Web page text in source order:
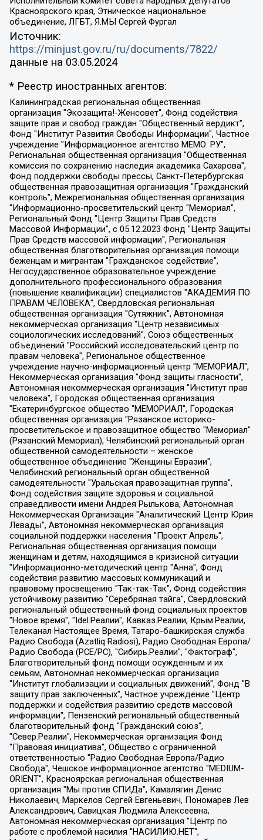
Красноярского края, Этническое национальное
объединение, ЛГБТ, Я.МЫ Сергей Фургал
Источник:
https://minjust.gov.ru/ru/documents/7822/
данные на 03.05.2024
* Реестр иностранных агентов:
Калининградская региональная общественная организация "Экозащита!-Женсовет", Фонд содействия защите прав и свобод граждан "Общественный вердикт", Фонд "Институт Развития Свободы Информации", Частное учреждение "Информационное агентство МЕМО. РУ", Региональная общественная организация "Общественная комиссия по сохранению наследия академика Сахарова", Фонд поддержки свободы прессы, Санкт-Петербургская общественная правозащитная организация "Гражданский контроль", Межрегиональная общественная организация "Информационно-просветительский центр "Мемориал", Региональный Фонд "Центр Защиты Прав Средств Массовой Информации", с 05.12.2023 Фонд "Центр Защиты Прав Средств массовой информации", Региональная общественная благотворительная организация помощи беженцам и мигрантам "Гражданское содействие", Негосударственное образовательное учреждение дополнительного профессионального образования (повышение квалификации) специалистов "АКАДЕМИЯ ПО ПРАВАМ ЧЕЛОВЕКА", Свердловская региональная общественная организация "Сутяжник", Автономная некоммерческая организация "Центр независимых социологических исследований", Союз общественных объединений "Российский исследовательский центр по правам человека", Региональное общественное учреждение научно-информационный центр "МЕМОРИАЛ", Некоммерческая организация "Фонд защиты гласности", Автономная некоммерческая организация "Институт прав человека", Городская общественная организация "Екатеринбургское общество "МЕМОРИАЛ", Городская общественная организация "Рязанское историко-просветительское и правозащитное общество "Мемориал" (Рязанский Мемориал), Челябинский региональный орган общественной самодеятельности – женское общественное объединение "Женщины Евразии", Челябинский региональный орган общественной самодеятельности "Уральская правозащитная группа", Фонд содействия защите здоровья и социальной справедливости имени Андрея Рылькова, Автономная Некоммерческая Организация "Аналитический Центр Юрия Левады", Автономная некоммерческая организация социальной поддержки населения "Проект Апрель", Региональная общественная организация помощи женщинам и детям, находящимся в кризисной ситуации "Информационно-методический центр "Анна", Фонд содействия развитию массовых коммуникаций и правовому просвещению "Так-так-Так", Фонд содействия устойчивому развитию "Серебряная тайга", Свердловский региональный общественный фонд социальных проектов "Новое время", "Idel.Реалии", Кавказ.Реалии, Крым.Реалии, Телеканал Настоящее Время, Татаро-башкирская служба Радио Свобода (Azatliq Radiosi), Радио Свободная Европа/Радио Свобода (PCE/PC), "Сибирь.Реалии", "Фактограф", Благотворительный фонд помощи осужденным и их семьям, Автономная некоммерческая организация "Институт глобализации и социальных движений", Фонд "В защиту прав заключенных", Частное учреждение "Центр поддержки и содействия развитию средств массовой информации", Пензенский региональный общественный благотворительный фонд "Гражданский союз", "Север.Реалии", Некоммерческая организация Фонд "Правовая инициатива", Общество с ограниченной ответственностью "Радио Свободная Европа/Радио Свобода", Чешское информационное агентство "MEDIUM-ORIENT", Красноярская региональная общественная организация "Мы против СПИДа", Камалягин Денис Николаевич, Маркелов Сергей Евгеньевич, Пономарев Лев Александрович, Савицкая Людмила Алексеевна, Автономная некоммерческая организация "Центр по работе с проблемой насилия "НАСИЛИЮ.НЕТ", Межрегиональный профессиональный союз работников здравоохранения "Альянс врачей", Юридическое лицо, зарегистрированное в Латвийской Республике, SIA "Medusa Project" (регистрационный номер 40103797863, дата регистрации 10.06.2014), Некоммерческая организация "Фонд по борьбе с коррупцией", Автономная некоммерческая организация "Институт права и публичной политики", Баданин Роман Сергеевич, Гликин Максим Александрович, Железнова Мария Михайловна, Лукьянова Юлия Сергеевна, Маетная Елизавета Витальевна, Маняхин Петр Борисович, Чуракова Ольга Владимировна, Ярош Юлия Петровна, Юридическое лицо "The Insider SIA", зарегистрированное в Риге, Латвийская Республика (дата регистрации 26.06.2015), являющееся администратором доменного имени интернет-издания "The Insider SIA", https://theins.ru, Постернак Алексей Евгеньевич, Рубин Михаил Аркадьевич, Анин Роман Александрович, Юридическое лицо Istories fonds, зарегистрированное в Латвийской Республике (регистрационный номер 50008295751, дата регистрации 24.02.2020), Великовский Дмитрий Александрович, Долинина Ирина Николаевна, Мароховская Алеся Алексеевна, Шлейнов Роман Юрьевич, Шмагун Олеся Валентиновна, Общество с ограниченной ответственностью "Альтаир 2021", Общество с ограниченной ответственностью "Вега 2021", Общество с ограниченной ответственностью "Главный редактор 2021", Общество с ограниченной ответственностью "Ромашки монолит", Важенков Артем Валерьевич, Ивановская областная общественная организация "Центр гендерных исследований", Гурман Юрий Альбертович, Медиапроект "ОВД-Инфо", Егоров Владимир Владимирович, Жилинский Владимир Александрович, Общество с ограниченной ответственностью "ЗП", Иванова София Юрьевна, Карезина Инна Павловна, Кильтау Екатерина Викторовна, Петров Алексей Викторович, Пискунов Сергей Евгеньевич, Смирнов Сергей Сергеевич, Тихонов Михаил Сергеевич, Общество с ограниченной ответственностью "ЖУРНАЛИСТ-ИНОСТРАННЫЙ АГЕНТ", Арапова Галина Юрьевна, Вольтская Татьяна Анатольевна, Американская компания "Mason G.E.S. Anonymous Foundation" (США), являющаяся владельцем интернет-издания https://mnews.world/, Компания "Stichting Bellingcat", зарегистрированная в Нидерландах (дата регистрации 11.07.2018), Захаров Андрей Вячеславович, Клепиковская Екатерина Дмитриевна, Общество с ограниченной ответственностью "МЕМО", Перл Роман Александрович, Симонов Евгений Алексеевич, Соловьева Елена Анатольевна, Сотников Даниил Владимирович, Сурначева Елизавета Дмитриевна, Автономная некоммерческая организация по защите прав человека и информированию населения "Якутия – Наше Мнение", Общество с ограниченной ответственностью "Москоу диджитал медиа", с 26.01.2023 Общество с ограниченной ответственностью "Чайка Белые сады", Ветошкина Валерия Валерьевна, Заговора Максим Александрович, Межрегиональное общественное движение "Российская ЛГБТ - сеть", Оленичев Максим Владимирович, Павлов Иван Юрьевич, Скворцова Елена Сергеевна, Общество с ограниченной ответственностью "Как бы инагент", Кочетков Игорь Викторович, Общество с ограниченной ответственностью "Честные выборы", Еланчик Олег Александрович, Общество с ограниченной ответственностью "Нобелевский призыв", Гималова Регина Эмилевна, Григорьев Андрей Валерьевич, Григорьева Алина Александровна, Ассоциация по содействию защите прав призывников, альтернативнослужащих и военнослужащих "Правозащитная группа "Гражданин.Армия.Право", Хисамова Регина Фаритовна, Автономная некоммерческая организация по реализации социально-правовых программ "Лилит", Дальневосточное общественное движение "Маяк", Санкт-Петербургская ЛГБТ-инициативная группа "Выход", Инициативная группа ЛГБТ+ "Реверс", Алексеев Андрей Викторович, Бекбулатова Таисия Львовна, Беляев Иван Михайлович, Владыкина Елена Сергеевна, Гельман Марат Александрович, Никульшина Вероника Юрьевна, Толоконникова Надежда Андреевна, Шендерович Виктор Анатольевич, Общество с ограниченной ответственностью "Данное сообщение", Общество с ограниченной ответственностью Издательский дом "Новая глава", Айнбиндер Александра Александровна, Московский комьюнити-центр для ЛГБТ+инициатив, Благотворительный фонд развития филантропии, Deutsche Welle (Германия, Kurt-Schumacher-Strasse 3, 53113 Bonn), Борзунова Мария Михайловна, Воробьев Виктор Викторович, Голубева Анна Львовна, Константинова Алла Михайловна, Малкова Ирина Владимировна, Мурадов Мурад Абдулгалимович, Осетинская Елизавета Николаевна, Понасенков Евгений Николаевич, Ганапольский Матвей Юрьевич, Киселев Евгений Алексеевич, Борухович Ирина Григорьевна, Дремин Иван Тимофеевич, Дубровский Дмитрий Викторович, Красноярская региональная общественная организация поддержки и развития альтернативных образовательных технологий и межкультурных коммуникаций "ИНТЕРРА", Маяковская Екатерина Алексеевна, Фейгин Марк Захарович, Филимонов Андрей Викторович, Дзугкоева Регина Николаевна, Доброхотов Роман Александрович, Дудь Юрий Александрович, Елкин Сергей Владимирович, Кругликов Кирилл Игоревич, Сабунаева Мария Леонидовна, Семенов Алексей Владимирович, Шаинян Карен Багратович, Шульман Екатерина Михайловна, Асафьев Артур Валерьевич, Вахштайн Виктор Семенович, Венедиктов Алексей Алексеевич, Лушникова Екатерина Евгеньевна, Волков Леонид Михайлович, Невзоров Александр Глебович, Пархоменко Сергей Борисович, Сироткин Ярослав Николаевич, Кара-Мурза Владимир Владимирович, Баранова Наталья Владимировна, Гозман Леонид Яковлевич, Кагарлицкий Борис Юльевич, Климарев Михаил Валерьевич, Милов Владимир Станиславович, Автономная некоммерческая организация Краснодарский центр современного искусства "Типография", Моргенштерн Алишер Тагирович, Соболь Любовь Эдуардовна, Общество с ограниченной ответственностью "ЛИЗА НОРМ", Каспаров Гарри Кимович, Ходорковский Михаил Борисович, Общество с ограниченной ответственностью "Апрельские тезисы", Данилович Ирина Брониславовна, Кашин Олег Владимирович, Петров Николай Владимирович, Пивоваров Алексей Владимирович, Соколов Михаил Владимирович, Цветкова Юлия Владимировна, Чичваркин Евгений Александрович, Комитет против пыток/Команда против пыток, Общество с ограниченной ответственностью "Первый научный", Общество с ограниченной ответственностью "Вертолет и ко", Белоцерковская Вероника Борисовна, Кац Максим Евгеньевич, Лазарева Татьяна Юрьевна, Шаведдинов Руслан Табризович, Яшин Илья Валерьевич, Общество с ограниченной ответственностью "Иноагент ААВ", Алешковский Дмитрий Петрович, Альбац Евгения Марковна, Быков Дмитрий Львович, Галямина Юлия Евгеньевна, Лойко Сергей Леонидович, Мартынов Кирилл Константинович, Медведев Сергей Александрович, Крашенинников Федор Геннадиевич, Гордеева Катерина Вл